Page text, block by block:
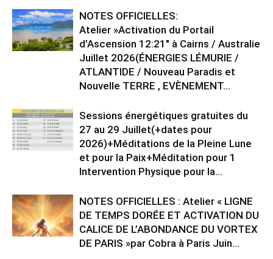
NOTES OFFICIELLES:
Atelier »Activation du Portail
d’Ascension 12:21″ à Cairns / Australie
Juillet 2026(ÉNERGIES LÉMURIE /
ATLANTIDE / Nouveau Paradis et
Nouvelle TERRE , EVÈNEMENT...
Sessions énergétiques gratuites du
27 au 29 Juillet(+dates pour
2026)+Méditations de la Pleine Lune
et pour la Paix+Méditation pour 1
Intervention Physique pour la...
NOTES OFFICIELLES : Atelier « LIGNE
DE TEMPS DORÉE ET ACTIVATION DU
CALICE DE L’ABONDANCE DU VORTEX
DE PARIS »par Cobra à Paris Juin...